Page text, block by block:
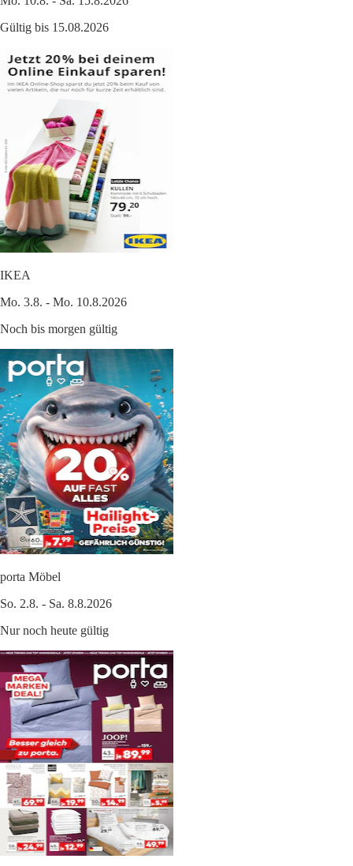
Gültig bis 15.08.2026
IKEA
Mo. 3.8. - Mo. 10.8.2026
Noch bis morgen gültig
porta Möbel
So. 2.8. - Sa. 8.8.2026
Nur noch heute gültig